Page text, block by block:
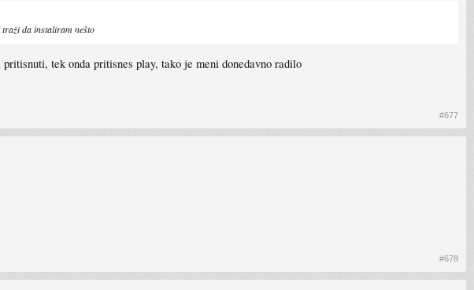
da instaliram nešto
tek onda pritisnes play, tako je meni donedavno radilo
#677
#678